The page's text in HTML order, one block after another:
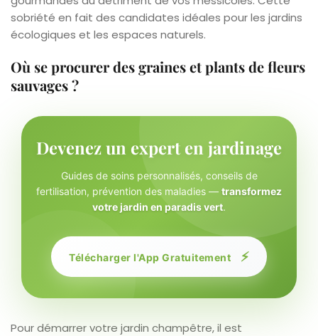
sobriété en fait des candidates idéales pour les jardins
écologiques et les espaces naturels.
Où se procurer des graines et plants de fleurs
sauvages ?
Devenez un expert en jardinage
Guides de soins personnalisés, conseils de
fertilisation, prévention des maladies — transformez
votre jardin en paradis vert.
Télécharger l'App Gratuitement ⚡
Pour démarrer votre jardin champêtre, il est